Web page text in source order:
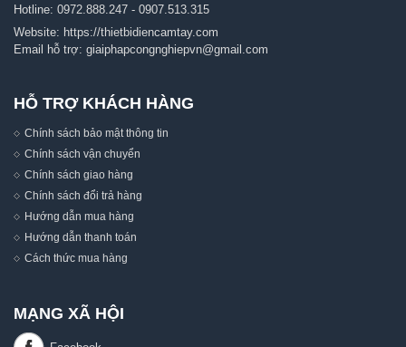
Hotline: 0972.888.247 - 0907.513.315
Website: https://thietbidiencamtay.com
Email hỗ trợ: giaiphapcongnghiepvn@gmail.com
HỖ TRỢ KHÁCH HÀNG
Chính sách bảo mật thông tin
Chính sách vận chuyển
Chính sách giao hàng
Chính sách đổi trả hàng
Hướng dẫn mua hàng
Hướng dẫn thanh toán
Cách thức mua hàng
MẠNG XÃ HỘI